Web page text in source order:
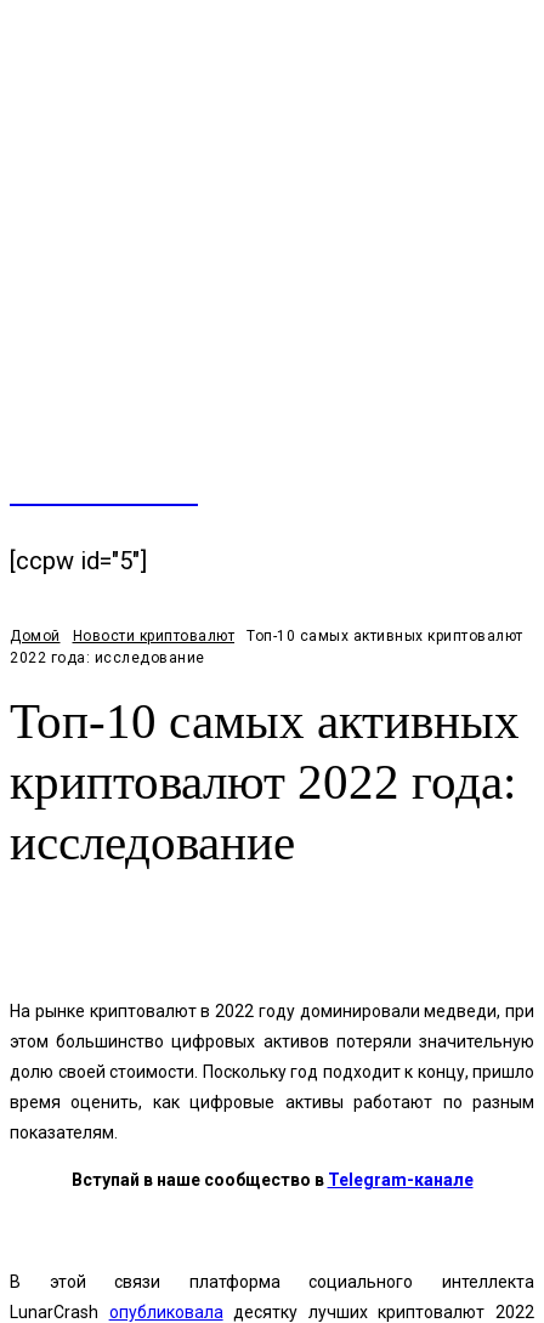
[ccpw id="5"]
Домой Новости криптовалют
Топ-10 самых активных криптовалют
2022 года: исследование
Топ-10 самых активных
криптовалют 2022 года:
исследование
На рынке криптовалют в 2022 году доминировали медведи, при
этом большинство цифровых активов потеряли значительную
долю своей стоимости. Поскольку год подходит к концу, пришло
время оценить, как цифровые активы работают по разным
показателям.
Вступай в наше сообщество в Telegram-канале
В этой связи платформа социального интеллекта
LunarCrash опубликовала десятку лучших криптовалют 2022